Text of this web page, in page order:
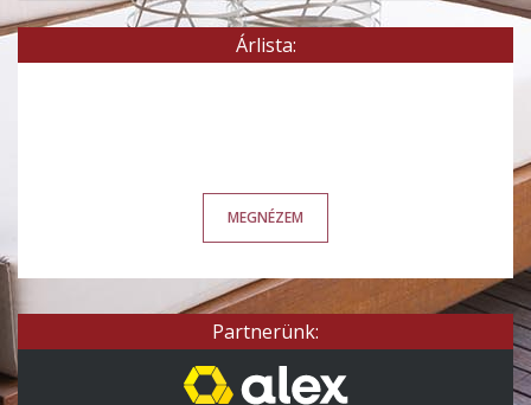
Árlista:
MEGNÉZEM
Partnerünk: